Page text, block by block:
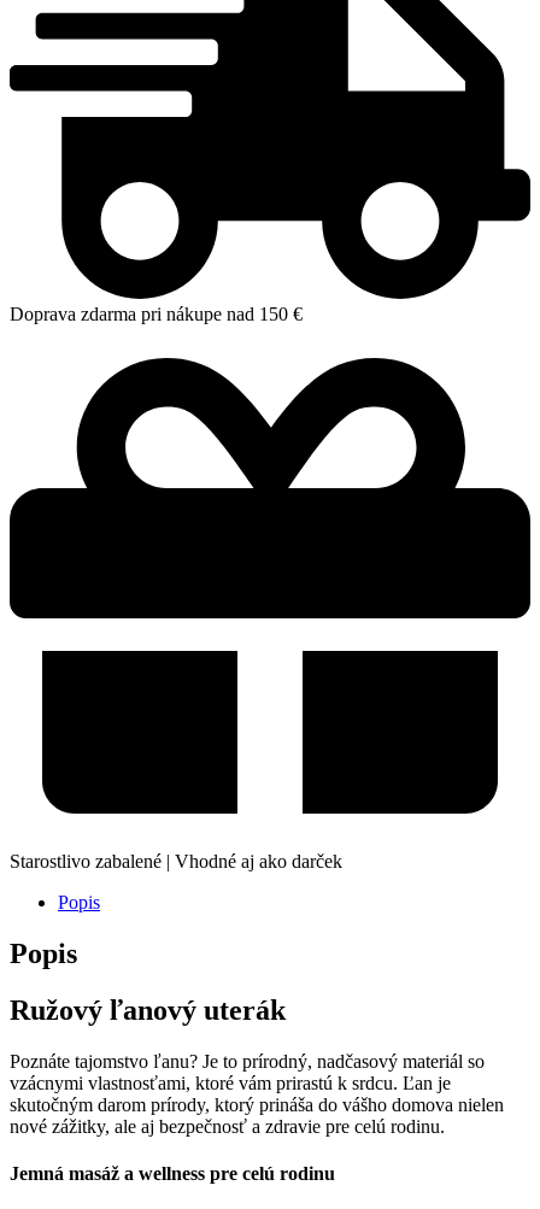
Doprava zdarma pri nákupe nad 150 €
Starostlivo zabalené | Vhodné aj ako darček
Popis
Popis
Ružový ľanový uterák
Poznáte tajomstvo ľanu? Je to prírodný, nadčasový materiál so
vzácnymi vlastnosťami, ktoré vám prirastú k srdcu. Ľan je
skutočným darom prírody, ktorý prináša do vášho domova nielen
nové zážitky, ale aj bezpečnosť a zdravie pre celú rodinu.
Jemná masáž a wellness pre celú rodinu